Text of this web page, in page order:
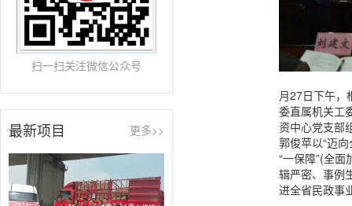
扫一扫关注微信公众号
最新项目 更多>>
月27日下午，
委直属机关工
资中心党支部
郭俊苹以“迈
“一保障”(全
辑严密、事例
进全省民政事